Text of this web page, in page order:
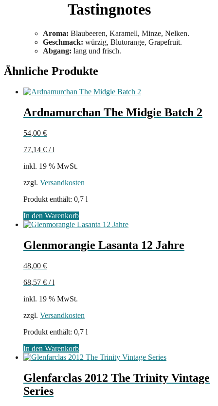
Tastingnotes
Aroma: Blaubeeren, Karamell, Minze, Nelken.
Geschmack: würzig, Blutorange, Grapefruit.
Abgang: lang und frisch.
Ähnliche Produkte
Ardnamurchan The Midgie Batch 2
54,00 €
77,14 € /l
inkl. 19 % MwSt.
zzgl. Versandkosten
Produkt enthält: 0,7 l
In den Warenkorb
Glenmorangie Lasanta 12 Jahre
48,00 €
68,57 € /l
inkl. 19 % MwSt.
zzgl. Versandkosten
Produkt enthält: 0,7 l
In den Warenkorb
Glenfarclas 2012 The Trinity Vintage
Series